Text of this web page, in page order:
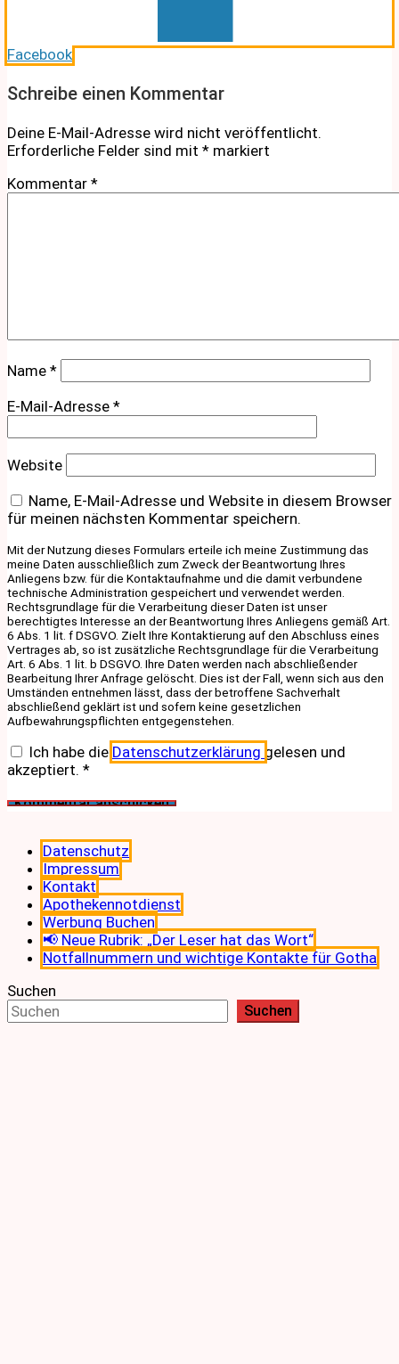
Facebook
Schreibe einen Kommentar
Deine E-Mail-Adresse wird nicht veröffentlicht.
Erforderliche Felder sind mit * markiert
Kommentar *
Name *
E-Mail-Adresse *
Website
Name, E-Mail-Adresse und Website in diesem Browser
für meinen nächsten Kommentar speichern.
Mit der Nutzung dieses Formulars erteile ich meine Zustimmung das
meine Daten ausschließlich zum Zweck der Beantwortung Ihres
Anliegens bzw. für die Kontaktaufnahme und die damit verbundene
technische Administration gespeichert und verwendet werden.
Rechtsgrundlage für die Verarbeitung dieser Daten ist unser
berechtigtes Interesse an der Beantwortung Ihres Anliegens gemäß Art.
6 Abs. 1 lit. f DSGVO. Zielt Ihre Kontaktierung auf den Abschluss eines
Vertrages ab, so ist zusätzliche Rechtsgrundlage für die Verarbeitung
Art. 6 Abs. 1 lit. b DSGVO. Ihre Daten werden nach abschließender
Bearbeitung Ihrer Anfrage gelöscht. Dies ist der Fall, wenn sich aus den
Umständen entnehmen lässt, dass der betroffene Sachverhalt
abschließend geklärt ist und sofern keine gesetzlichen
Aufbewahrungspflichten entgegenstehen.
Ich habe die Datenschutzerklärung gelesen und
akzeptiert. *
Datenschutz
Impressum
Kontakt
Apothekennotdienst
Werbung Buchen
📢 Neue Rubrik: „Der Leser hat das Wort“
Notfallnummern und wichtige Kontakte für Gotha
Suchen
Suchen